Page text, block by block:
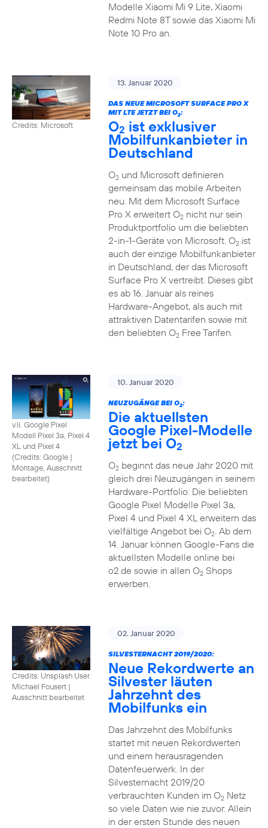
Modelle Xiaomi Mi 9 Lite, Xiaomi
Redmi Note 8T sowie das Xiaomi Mi
Note 10 Pro an.
Credits: Microsoft
13. Januar 2020
DAS NEUE MICROSOFT SURFACE PRO X
MIT LTE JETZT BEI O2:
O2 ist exklusiver
Mobilfunkanbieter in
Deutschland
O2und Microsoft definieren
gemeinsam das mobile Arbeiten
neu. Mit dem Microsoft Surface
Pro X erweitert O2nicht nur sein
Produktportfolio um die beliebten
2-in-1-Geräte von Microsoft. O2ist
auch der einzige Mobilfunkanbieter
in Deutschland, der das Microsoft
Surface Pro X vertreibt. Dieses gibt
es ab 16. Januar als reines
Hardware-Angebot, als auch mit
attraktiven Datentarifen sowie mit
den beliebten O2Free Tarifen.
v.li. Google Pixel
Modell Pixel 3a, Pixel 4
XL und Pixel 4
(Credits: Google |
Montage, Ausschnitt
bearbeitet)
10. Januar 2020
NEUZUGÄNGE BEI O2:
Die aktuellsten
Google Pixel-Modelle
jetzt bei O2
O2beginnt das neue Jahr 2020 mit
gleich drei Neuzugängen in seinem
Hardware-Portfolio: Die beliebten
Google Pixel Modelle Pixel 3a,
Pixel 4 und Pixel 4 XL erweitern das
vielfältige Angebot bei O2. Ab dem
14. Januar können Google-Fans die
aktuellsten Modelle online bei
o2.de sowie in allen O2Shops
erwerben.
Credits: Unsplash User
Michael Fousert |
Ausschnitt bearbeitet
02. Januar 2020
SILVESTERNACHT 2019/2020:
Neue Rekordwerte an
Silvester läuten
Jahrzehnt des
Mobilfunks ein
Das Jahrzehnt des Mobilfunks
startet mit neuen Rekordwerten
und einem herausragenden
Datenfeuerwerk. In der
Silvesternacht 2019/20
verbrauchten Kunden im O2Netz
so viele Daten wie nie zuvor. Allein
in der ersten Stunde des neuen